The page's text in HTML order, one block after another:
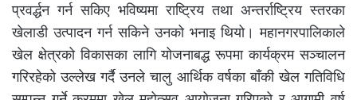
प्रवर्द्धन गर्न सकिए भविष्यमा राष्ट्रिय तथा अन्तर्राष्ट्रिय स्तरका
खेलाडी उत्पादन गर्न सकिने उनको भनाइ थियो। महानगरपालिकाले
खेल क्षेत्रको विकासका लागि योजनाबद्ध रूपमा कार्यक्रम सञ्चालन
गरिरहेको उल्लेख गर्दै उनले चालु आर्थिक वर्षका बाँकी खेल गतिविधि